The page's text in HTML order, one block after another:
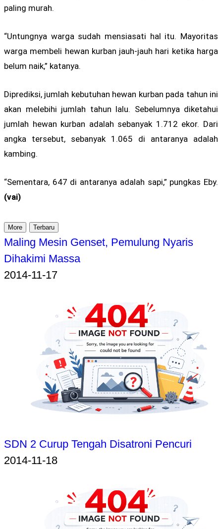
paling murah.
“Untungnya warga sudah mensiasati hal itu. Mayoritas
warga membeli hewan kurban jauh-jauh hari ketika harga
belum naik,” katanya.
Diprediksi, jumlah kebutuhan hewan kurban pada tahun ini
akan melebihi jumlah tahun lalu. Sebelumnya diketahui
jumlah hewan kurban adalah sebanyak 1.712 ekor. Dari
angka tersebut, sebanyak 1.065 di antaranya adalah
kambing.
“Sementara, 647 di antaranya adalah sapi,” pungkas Eby.
(vai)
More Terbaru
Maling Mesin Genset, Pemulung Nyaris
Dihakimi Massa
2014-11-17
SDN 2 Curup Tengah Disatroni Pencuri
2014-11-18